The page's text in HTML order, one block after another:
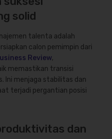
solid
talenta adalah
calon pemimpin dari
Review,
memastikan transisi
Ini menjaga stabilitas dan
terjadi pergantian posisi
dan